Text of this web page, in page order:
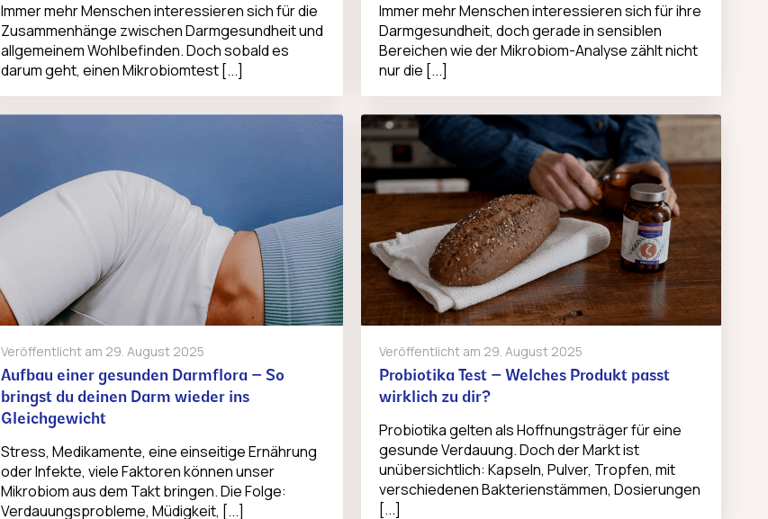
Immer mehr Menschen interessieren sich für die
Zusammenhänge zwischen Darmgesundheit und
allgemeinem Wohlbefinden. Doch sobald es
darum geht, einen Mikrobiomtest [...]
Immer mehr Menschen interessieren sich für ihre
Darmgesundheit, doch gerade in sensiblen
Bereichen wie der Mikrobiom-Analyse zählt nicht
nur die [...]
Veröffentlicht am 29. August 2025
Aufbau einer gesunden Darmflora – So
bringst du deinen Darm wieder ins
Gleichgewicht
Stress, Medikamente, eine einseitige Ernährung
oder Infekte, viele Faktoren können unser
Mikrobiom aus dem Takt bringen. Die Folge:
Verdauungsprobleme, Müdigkeit, [...]
Veröffentlicht am 29. August 2025
Probiotika Test – Welches Produkt passt
wirklich zu dir?
Probiotika gelten als Hoffnungsträger für eine
gesunde Verdauung. Doch der Markt ist
unübersichtlich: Kapseln, Pulver, Tropfen, mit
verschiedenen Bakterienstämmen, Dosierungen
[...]